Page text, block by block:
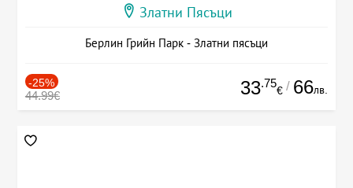
Златни Пясъци
Берлин Грийн Парк - Златни пясъци
-25%
44.99€ 33.75
€ / 66лв.